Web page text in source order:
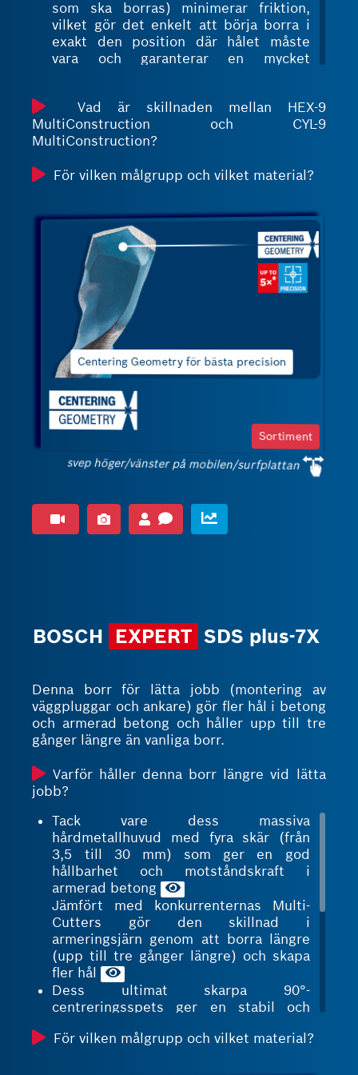
som ska borras) minimerar friktion,
vilket gör det enkelt att börja borra i
exakt den position där hålet måste
vara och garanterar en mycket
materialkonstruktionen (ytan mellan
stålkroppen och skäreggarna av
hårdmetall) som bidrar till effektivt
minskar slitage på grund av att mindre
stabil hastighet under hela livslängden
Stålkroppen med ökande tjocklek ger
extra stöd exakt där det behövs. Detta
bidrar till ökad robusthet hos borren,
särskilt vid borrning i slagläge
Vad är skillnaden mellan HEX-9
MultiConstruction och CYL-9
MultiConstruction?
För vilken målgrupp och vilket material?
Ger precision och perfekta hål
Sortiment
svep höger/vänster på mobilen/surfplattan
BOSCH EXPERT SDS plus-7X
Denna borr för lätta jobb (montering av
väggpluggar och ankare) gör fler hål i betong
och armerad betong och håller upp till tre
gånger längre än vanliga borr.
Varför håller denna borr längre vid lätta
jobb?
Tack vare dess massiva
hårdmetallhuvud med fyra skär (från
3,5 till 30 mm) som ger en god
hållbarhet och motståndskraft i
armerad betong
Jämfört med konkurrenternas Multi-
Cutters gör den skillnad i
armeringsjärn genom att borra längre
(upp till tre gånger längre) och skapa
fler hål
Dess ultimat skarpa 90°-
centreringsspets ger en stabil och
sidovinklar ger en bredare och vassare
För vilken målgrupp och vilket material?